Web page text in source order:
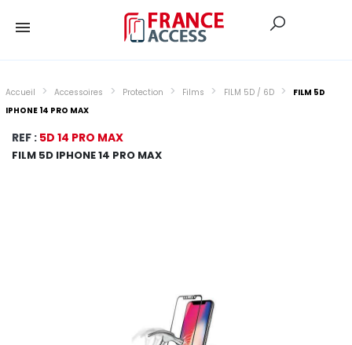
Accueil Accessoires Protection Films FILM 5D / 6D
FILM 5D
IPHONE 14 PRO MAX
REF : 5D 14 PRO MAX
FILM 5D IPHONE 14 PRO MAX